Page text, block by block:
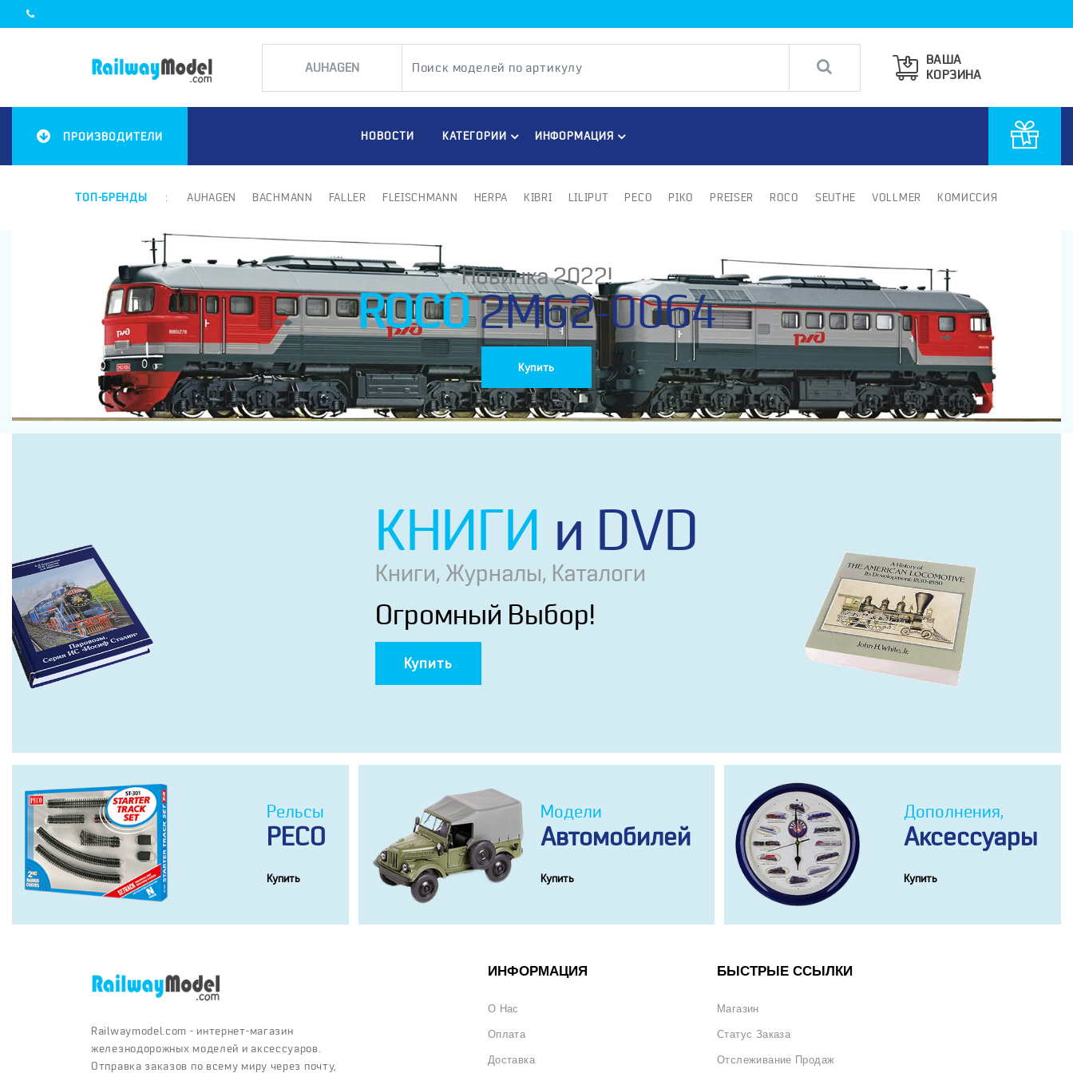
ВАША
КОРЗИНА
ПРОИЗВОДИТЕЛИ НОВОСТИ КАТЕГОРИИ ИНФОРМАЦИЯ
ТОП-БРЕНДЫ : AUHAGEN BACHMANN FALLER FLEISCHMANN HERPA KIBRI LILIPUT PECO PIKO PREISER ROCO SEUTHE VOLLMER КОМИССИЯ
Новинка 2022!
ROCO2M62-0064
Купить
КНИГИ И DVD
Книги, Журналы, Каталоги
Огромный Выбор!
Купить
Рельсы
PECO
Купить
Модели
Автомобилей
Купить
Дополнения,
Аксессуары
Купить
Railwaymodel.com - интернет-магазин
железнодорожных моделей и аксессуаров.
Отправка заказов по всему миру через почту,
ИНФОРМАЦИЯ
О Нас
Оплата
Доставка
БЫСТРЫЕ ССЫЛКИ
Магазин
Статус Заказа
Отслеживание Продаж